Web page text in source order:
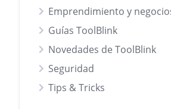
Emprendimiento y
Guías ToolBlink
Novedades de ToolBlink
Seguridad
Tips & Tricks